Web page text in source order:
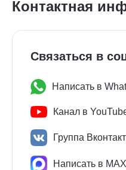
Контактная
Связаться в
Написать в
Канал в
Группа
Написать в MAX